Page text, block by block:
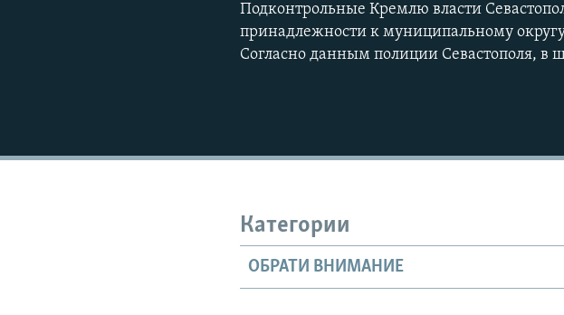
Подконтрольные Кремлю власти
принадлежности к муниципальному
Согласно данным полиции Севастополя, в
Категории
ОБРАТИ ВНИМАНИЕ